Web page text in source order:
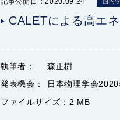
CALETによる高エ
執筆者：
森正樹
発表機会：
日本物理学会
ファイルサイズ： 2 MB